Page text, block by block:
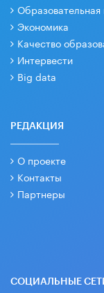
Образовательная
Экономика
Качество
Интервести
Big data
РЕДАКЦИЯ
О проекте
Контакты
Партнеры
СОЦИАЛЬНЫЕ